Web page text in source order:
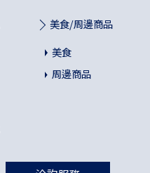
美食/周邊商品
美食
周邊商品